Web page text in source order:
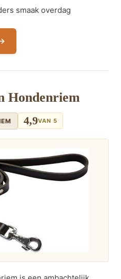
smaak overdag
Hondenriem
4,9VAN 5